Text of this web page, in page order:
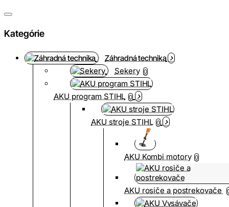
Kategórie
Záhradná technika
Sekery 0
AKU program STIHL 0
AKU stroje STIHL 0
AKU Kombi motory 0
AKU rosiče a postrekovače